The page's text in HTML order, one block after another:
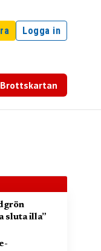
Logga in
Brottskartan
sluta illa”